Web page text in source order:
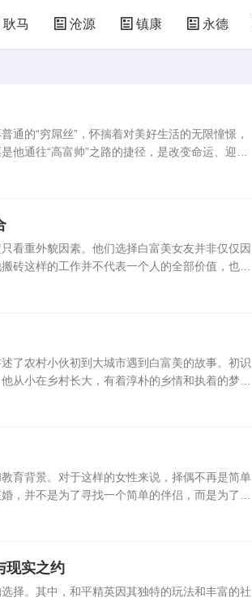
耿马 沧源 镇康 永德
的“穷屌丝”，怀揣着对美好生活的无限憧憬，
他通往“高富帅”之路的捷径，是改变命运、迎
值A股市场热情如火，李明带着积蓄的5万元人
看重外貌因素。他们选择白富美女友并非仅仅因
砖这样的工作并不代表一个人的全部价值，也不
念的契合帅气的男生在寻找伴侣时，更注重的是
了农村小伙初到大城市遇到白富美的故事。初识
从小在乡村长大，有着淳朴的乡情和执着的梦
乡，前往都市寻找自己的未来。初到都市的小
背景。对于这样的女性来说，择偶不再是简单
，并不是为了寻找一个简单的伴侣，而是为了寻
白富美在征婚过程中所注重的几个方面。真正的
现实之约
择。其中，和平精英因其独特的玩法和丰富的社